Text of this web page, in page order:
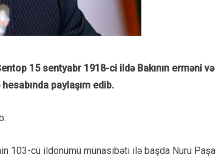
15 sentyabr 1918-ci ildə Bakının erməni və
paylaşım edib.
103-cü ildönümü münasibəti ilə başda Nuru Paşa